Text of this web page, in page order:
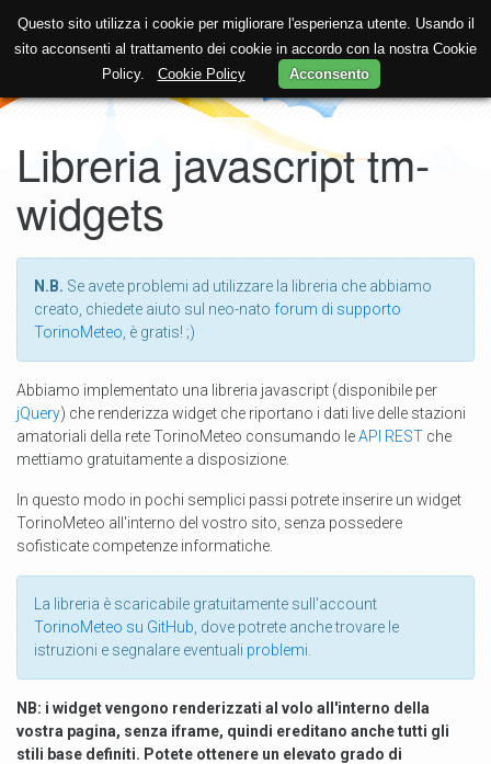
Libreria javascript tm-
widgets
N.B. Se avete problemi ad utilizzare la libreria che abbiamo
creato, chiedete aiuto sul neo-nato forum di supporto
TorinoMeteo , è gratis! ;)
Abbiamo implementato una libreria javascript (disponibile per
jQuery) che renderizza widget che riportano i dati live delle stazioni
amatoriali della rete TorinoMeteo consumando leAPI REST che
mettiamo gratuitamente a disposizione.
In questo modo in pochi semplici passi potrete inserire un widget
TorinoMeteo all'interno del vostro sito, senza possedere
sofisticate competenze informatiche.
La libreria è scaricabile gratuitamente sull'account
TorinoMeteo su GitHub , dove potrete anche trovare le
istruzioni e segnalare eventuali problemi
NB: i widget vengono renderizzati al volo all'interno della
vostra pagina, senza iframe, quindi ereditano anche tutti gli
stili base definiti. Potete ottenere un elevato grado di
Questo sito utilizza i cookie per migliorare l'esperienza utente. Usando il
sito acconsenti al trattamento dei cookie in accordo con la nostra Cookie
Policy. Cookie Policy Acconsento